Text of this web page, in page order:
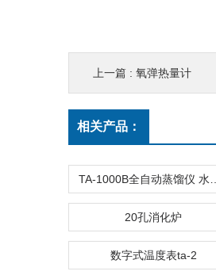
上一篇 : 氧弹热量计
相关产品：
20孔消化炉
数字式温度表ta-2